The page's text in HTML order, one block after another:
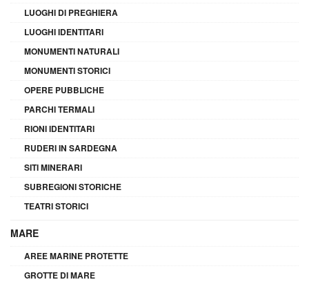
LUOGHI DI PREGHIERA
LUOGHI IDENTITARI
MONUMENTI NATURALI
MONUMENTI STORICI
OPERE PUBBLICHE
PARCHI TERMALI
RIONI IDENTITARI
RUDERI IN SARDEGNA
SITI MINERARI
SUBREGIONI STORICHE
TEATRI STORICI
MARE
AREE MARINE PROTETTE
GROTTE DI MARE